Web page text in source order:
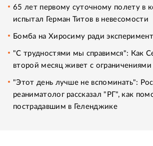
65 лет первому суточному полету в
испытал Герман Титов в невесомости
Бомба на Хиросиму ради
"С трудностями мы справимся": Как
второй месяц живет с ограничениями
"Этот день лучше не вспоминать":
реаниматолог рассказал "РГ", как
пострадавшим в Геленджике